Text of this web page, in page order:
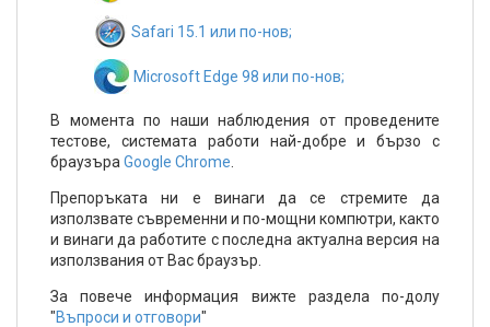
Safari 15.1 или по-нов;
Microsoft Edge 98 или по-нов;
В момента по наши наблюдения от проведените
тестове, системата работи най-добре и бързо с
браузъра Google Chrome
Препоръката ни е винаги да се стремите да
използвате съвременни и по-мощни компютри, както
и винаги да работите с последна актуална версия на
използвания от Вас браузър.
За повече информация вижте раздела по-долу
"Въпроси и отговори"